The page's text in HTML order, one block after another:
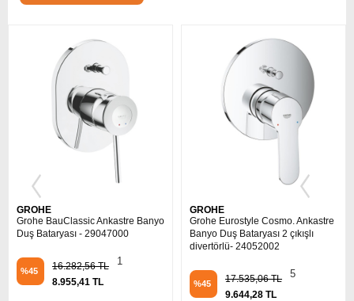
GROHE
Grohe BauClassic Ankastre Banyo
Duş Bataryası - 29047000
%45
16.282,56 TL
8.955,41 TL
1
GROHE
Grohe Eurostyle Cosmo. Ankastre
Banyo Duş Bataryası 2 çıkışlı
divertörlü- 24052002
%45
17.535,06 TL
9.644,28 TL
5